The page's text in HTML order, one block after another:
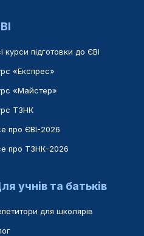
курси підготовки до ЄВІ
«Експрес»
«Майстер»
ТЗНК
про ЄВІ-2026
про ТЗНК-2026
учнів та батьків
для школярів